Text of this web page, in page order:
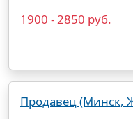
1900 - 2850 руб.
Продавец (Минск,